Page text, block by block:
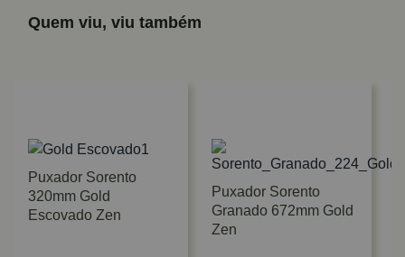
Quem viu, viu também
Puxador Sorento
320mm Gold
Escovado Zen
Puxador Sorento
Granado 672mm Gold
Zen